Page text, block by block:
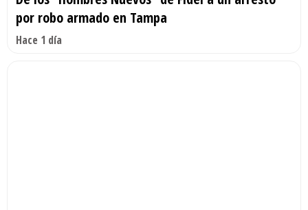
por robo armado en Tampa
Hace 1 día